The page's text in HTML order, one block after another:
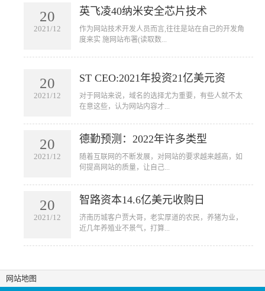
20
2021/12
英飞凌40纳米安全芯片技术
​作为网站技术开发人员而言,往往是站在自己的开发角
度来实 施网站布署(读取数...
20
2021/12
ST CEO:2021年投资21亿美元资
​对于网站来说，域名的选择尤为重要，有些人就不太
在意这些，认为网站内容才...
20
2021/12
德勤预测：2022年许多类型
​随着互联网的不断发展，对网站的要求越来越高，如
何提高网站的质量，让自己...
20
2021/12
智路资本14.6亿美元收购日
​济南历城客户贾大哥，老实厚道的农民，养猪为业，
近几年养殖业不景气，打算...
网站地图